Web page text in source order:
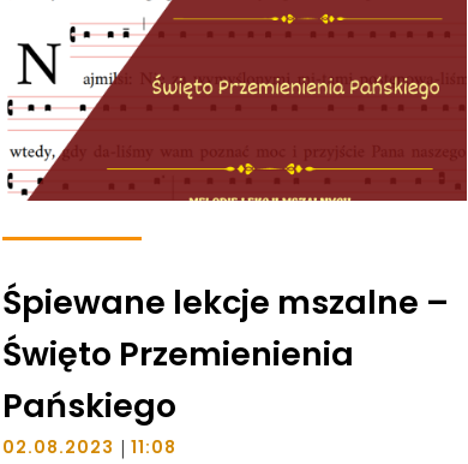
Śpiewane lekcje mszalne –
Święto Przemienienia
Pańskiego
02.08.2023 | 11:08